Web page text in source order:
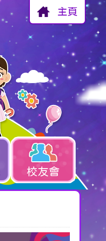
主頁
校友會